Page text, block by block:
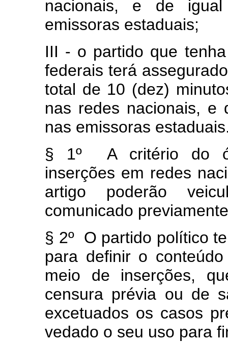
nacionais, e de
emissoras estaduais;
III - o partido que
federais terá
total de 10 (dez)
nas redes nacionais, e
nas emissoras
§ 1º A critério do
inserções em redes
artigo poderão
comunicado
§ 2º O partido político
para definir o
meio de inserções,
censura prévia ou de
excetuados os casos
vedado o seu uso para